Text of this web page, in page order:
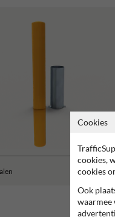
Cookies
cookies,
cookies
Ook
waarmee